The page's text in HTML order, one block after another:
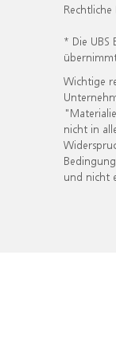
* Die
Wichtige
nicht in
und nicht